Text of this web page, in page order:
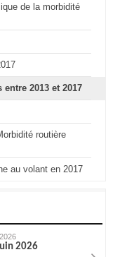
de la morbidité
2013 et 2017
routière
au volant en 2017
2026